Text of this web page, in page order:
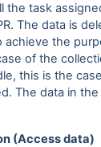
the task
The data is
achieve the
of the
this is the
The data in
(Access data)